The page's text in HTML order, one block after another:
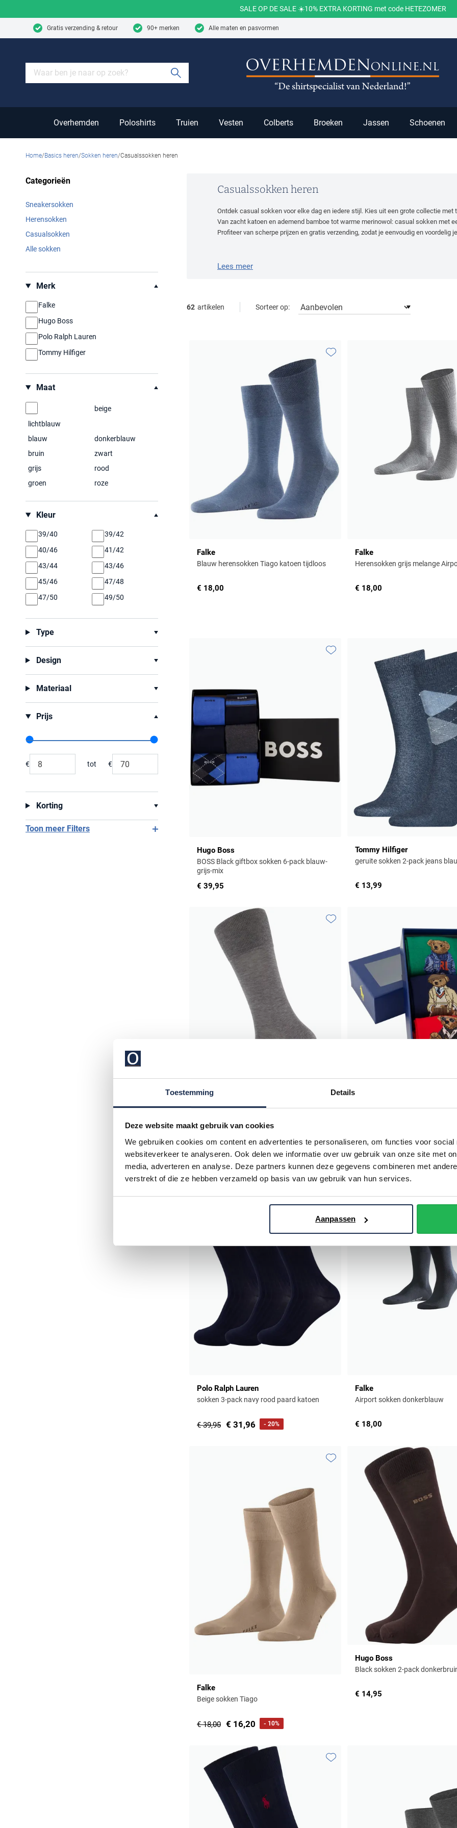
Toestemming Details
Deze website maakt gebruik van cookies
We gebruiken cookies om content en advertenties te personaliseren, om functies voor social
websiteverkeer te analyseren. Ook delen we informatie over uw gebruik van onze site met
media, adverteren en analyse. Deze partners kunnen deze gegevens combineren met
verstrekt of die ze hebben verzameld op basis van uw gebruik van hun services.
Aanpassen
SALE OP DE SALE ☀️10% EXTRA KORTING met code HETEZOMER
Gratis verzending & retour 90+ merken Alle maten en pasvormen
Overhemden Poloshirts Truien Vesten Colberts Broeken Jassen Schoenen
Home Basics heren Sokken heren Casualssokken heren
Casualssokken heren
Ontdek casual sokken voor elke dag en iedere stijl. Kies uit een grote collectie
Van zacht katoen en ademend bamboe tot warme merinowol: casual sokken met
Profiteer van scherpe prijzen en gratis verzending, zodat je eenvoudig en voordelig
Lees meer
Categorieën
Sneakersokken
Herensokken
Casualsokken
Alle sokken
Merk
Falke
Hugo Boss
Polo Ralph Lauren
Tommy Hilfiger
Maat
lichtblauw
beige
blauw
donkerblauw
bruin
zwart
grijs
rood
groen
roze
Kleur
39/40
39/42
40/46
41/42
43/44
43/46
45/46
47/48
47/50
49/50
Type
Design
Materiaal
Prijs
Range slider min value
Range slider max value
€
tot
€
Korting
Toon meer Filters
62 artikelen Sorteer op:
Falke
Blauw herensokken Tiago katoen tijdloos
€ 18,00
Falke
Herensokken grijs melange
€ 18,00
Hugo Boss
BOSS Black giftbox sokken 6-pack blauw-
grijs-mix
€ 39,95
Toevoegen aan favorieten
Tommy Hilfiger
geruite sokken 2-pack jeans
€ 13,99
herensokken Tiago grijs
€ 18,00
Toevoegen aan favorieten
€ 60,00 Giftbox!
Polo Ralph Lauren
sokken 3-pack navy rood paard katoen
€ 39,95 € 31,96 - 20%
Falke
Airport sokken donkerblauw
€ 18,00
Falke
Beige sokken Tiago
€ 18,00 € 16,20 - 10%
Toevoegen aan favorieten
Hugo Boss
Black sokken 2-pack
€ 14,95